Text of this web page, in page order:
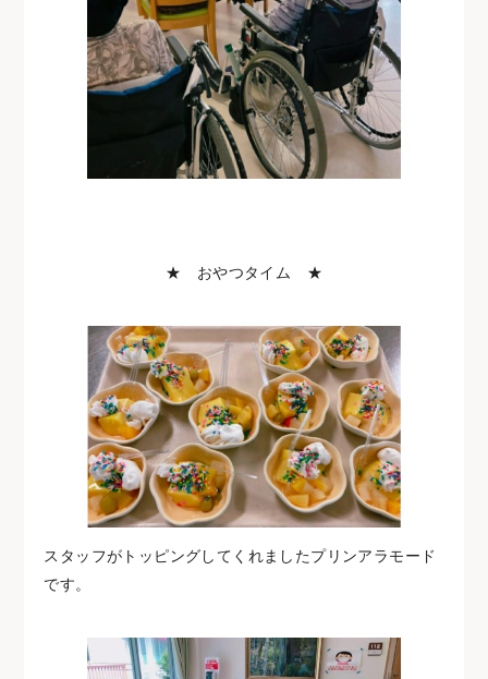
★ おやつタイム ★
スタッフがトッピングしてくれましたプリンアラモード
です。